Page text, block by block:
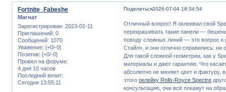
Поделиться2026-07-04 18:34:54
Fortnite_Fabeshe
Магнат
Зарегистрирован: 2023-01-11
Приглашений: 0
Сообщений: 1070
Уважение: [+0/-0]
Позитив: [+0/-0]
Провел на форуме:
4 дня 10 часов
Последний визит:
Сегодня 13:55:11
Отличный вопрос! Я оклеивал свой
перекрашивать такие панели —
поводу сложных линий — это вопрос к
Стайл», и они отлично справились: ни
Для такой сложной геометрии, как у
материалы и дают гарантию. Что
абсолютно не меняет цвет и фактуру,
этогооклейку Rolls-Royce Spectre
консультацию, они всё покажут на